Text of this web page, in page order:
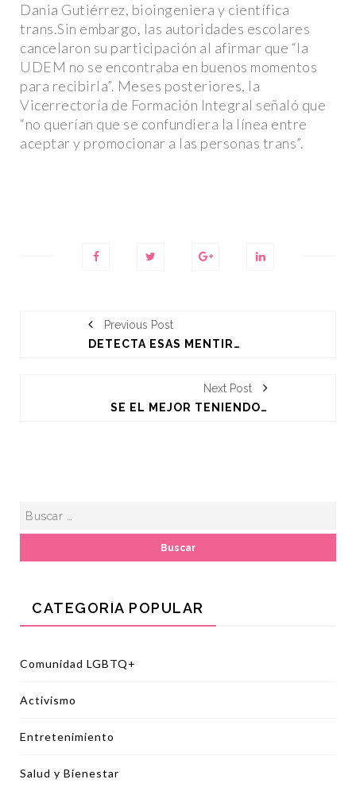
Dania Gutiérrez, bioingeniera y científica
trans.Sin embargo, las autoridades escolares
cancelaron su participación al afirmar que “la
UDEM no se encontraba en buenos momentos
para recibirla”. Meses posteriores, la
Vicerrectoría de Formación Integral señaló que
“no querían que se confundiera la línea entre
aceptar y promocionar a las personas trans”.
Previous Post
DETECTA ESAS MENTIRAS QUE TE DICES A TI MISMO ¡Y ELIMINALAS PARA SIEMPRE!
Next Post
SÉ EL MEJOR TENIENDO ¡SEXO EN LA DUCHA!
CATEGORÍA POPULAR
Comunidad LGBTQ+
Activismo
Entretenimiento
Salud y Bienestar
ACTUALIDAD
EN QATAR